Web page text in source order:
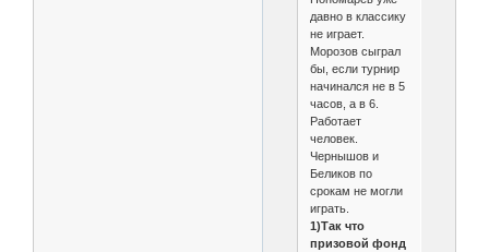
давно в классику
не играет.
Морозов сыграл
бы, если турнир
начинался не в 5
часов, а в 6.
Работает
человек.
Чернышов и
Беликов по
срокам не могли
играть.
1)Так что
призовой фонд